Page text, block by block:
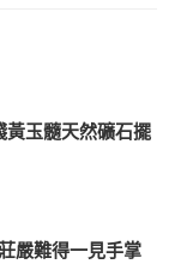
玉髓天然礦石擺
嚴難得一見手掌